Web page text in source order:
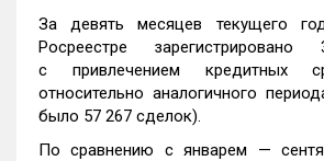
За девять месяцев текущего
Росреестре
с привлечением кредитных
относительно аналогичного
было 57 267 сделок).
По сравнению с январем —